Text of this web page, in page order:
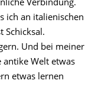
Verbindung.
ich an italienischen
Schicksal.
Und bei meiner
antike Welt etwas
etwas lernen